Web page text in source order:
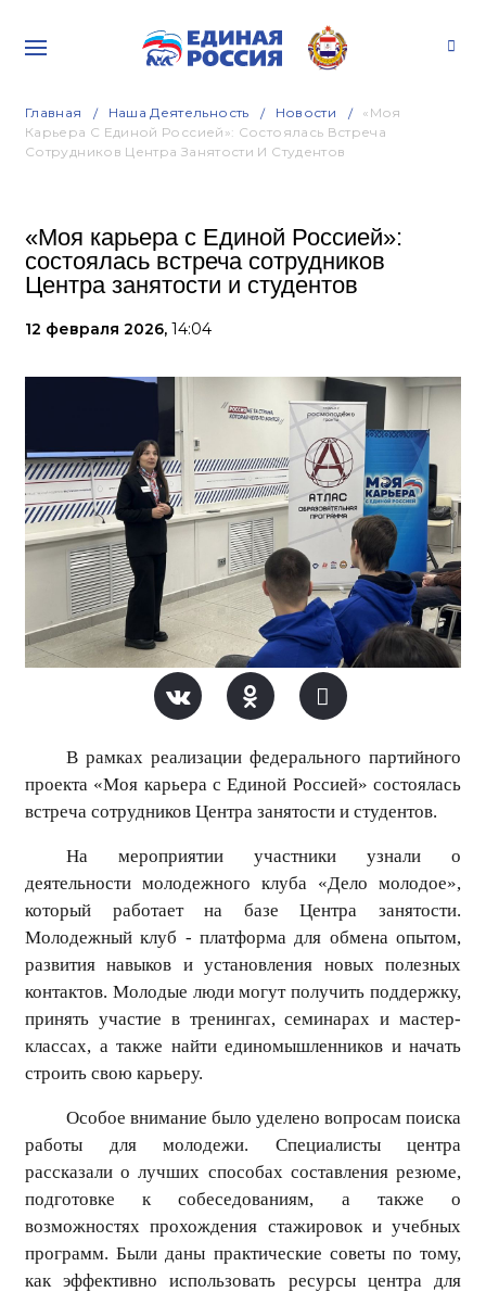
Главная Наша Деятельность Новости
«Моя
Карьера С Единой Россией»: Состоялась Встреча
Сотрудников Центра Занятости И Студентов
«Моя карьера с Единой Россией»:
состоялась встреча сотрудников
Центра занятости и студентов
12 февраля 2026, 14:04
В рамках реализации федерального партийного
проекта «Моя карьера с Единой Россией» состоялась
встреча сотрудников Центра занятости и студентов.
На мероприятии участники узнали о
деятельности молодежного клуба «Дело молодое»,
который работает на базе Центра занятости.
Молодежный клуб - платформа для обмена опытом,
развития навыков и установления новых полезных
контактов. Молодые люди могут получить поддержку,
принять участие в тренингах, семинарах и мастер-
классах, а также найти единомышленников и начать
строить свою карьеру.
Особое внимание было уделено вопросам поиска
работы для молодежи. Специалисты центра
рассказали о лучших способах составления резюме,
подготовке к собеседованиям, а также о
возможностях прохождения стажировок и учебных
программ. Были даны практические советы по тому,
как эффективно использовать ресурсы центра для